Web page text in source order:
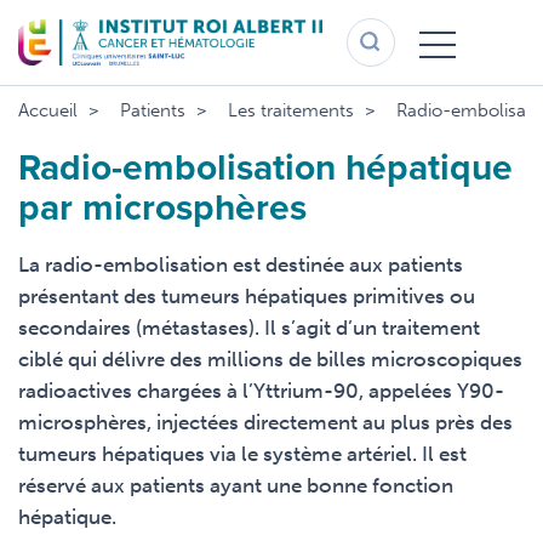
au
contenu
principal
Accueil Patients Les traitements Radio-
Radio-embolisation hépatique
par microsphères
La radio-embolisation est destinée aux patients
présentant des tumeurs hépatiques primitives ou
secondaires (métastases). Il s’agit d’un traitement
ciblé qui délivre des millions de billes microscopiques
radioactives chargées à l’Yttrium-90, appelées Y90-
microsphères, injectées directement au plus près des
tumeurs hépatiques via le système artériel. Il est
réservé aux patients ayant une bonne fonction
hépatique.